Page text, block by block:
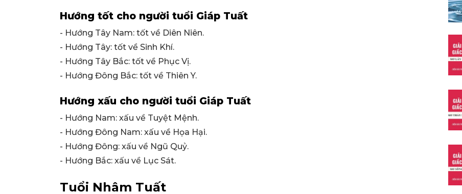
Hướng tốt cho người tuổi Giáp Tuất
- Hướng Tây Nam: tốt về Diên Niên.
- Hướng Tây: tốt về Sinh Khí.
- Hướng Tây Bắc: tốt về Phục Vị.
- Hướng Đông Bắc: tốt về Thiên Y.
Hướng xấu cho người tuổi Giáp Tuất
- Hướng Nam: xấu về Tuyệt Mệnh.
- Hướng Đông Nam: xấu về Họa Hại.
- Hướng Đông: xấu về Ngũ Quỷ.
- Hướng Bắc: xấu về Lục Sát.
Tuổi Nhâm Tuất